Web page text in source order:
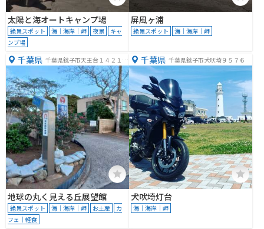
太陽と海オートキャンプ場
絶景スポット 海｜海岸｜岬 夜景
キャ
ンプ場
屏風ヶ浦
絶景スポット 海｜海岸｜岬
千葉県 千葉県銚子市天王台１４２１
地球の丸く見える丘展望館
絶景スポット 海｜海岸｜岬 お土産
カ
フェ｜軽食
千葉県 千葉県銚子市犬吠埼９５７６
犬吠埼灯台
海｜海岸｜岬